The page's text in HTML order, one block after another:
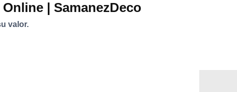
| SamanezDeco
valor.